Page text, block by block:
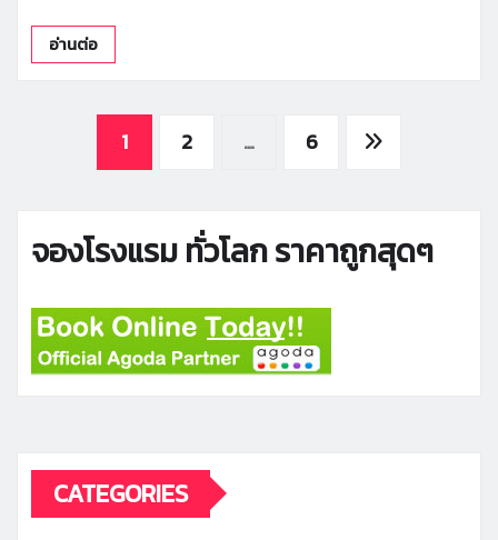
อ่านต่อ
Posts
pagination
1 2 … 6
จองโรงแรม ทั่วโลก ราคาถูกสุดๆ
CATEGORIES